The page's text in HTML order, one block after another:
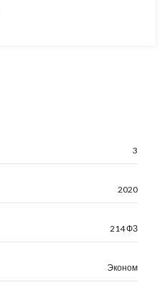
3
2020
214 ФЗ
Эконом